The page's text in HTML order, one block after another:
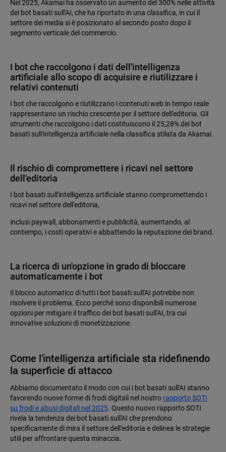
Nel 2025, Akamai ha osservato un aumento del 300% nelle attività
dei bot basati sull'AI, che ha riportato in una classifica, in cui il
settore dei media si è posizionato al secondo posto dopo il
segmento verticale del commercio.
I bot che raccolgono i dati dell'intelligenza
artificiale allo scopo di acquisire e riutilizzare i
relativi contenuti
I bot che raccolgono e riutilizzano i contenuti web in tempo reale
rappresentano un rischio crescente per il settore dell'editoria. Gli
strumenti che raccolgono i dati costituiscono il 25,28% dei bot
basati sull'intelligenza artificiale nella classifica stilata da Akamai.
Il rischio di compromettere i ricavi nel settore
dell'editoria
I bot basati sull'intelligenza artificiale stanno compromettendo i
ricavi nel settore dell'editoria,
inclusi paywall, abbonamenti e pubblicità, aumentando, al
contempo, i costi operativi e abbattendo la reputazione dei brand.
La ricerca di un'opzione in grado di bloccare
automaticamente i bot
Il blocco automatico di tutti i bot basati sull'AI potrebbe non
risolvere il problema. Ecco perché sono disponibili numerose
opzioni per mitigare il traffico dei bot basati sull'AI, tra cui
innovative soluzioni di monetizzazione.
Come l'intelligenza artificiale sta ridefinendo
la superficie di attacco
Abbiamo documentato il modo con cui i bot basati sull'AI stanno
favorendo nuove forme di frodi digitali nel nostro rapporto SOTI
su frodi e abusi digitali nel 2025. Questo nuovo rapporto SOTI
rivela la tendenza dei bot basati sull'AI che prendono
specificamente di mira il settore dell'editoria e delinea le strategie
utili per affrontare questa minaccia.